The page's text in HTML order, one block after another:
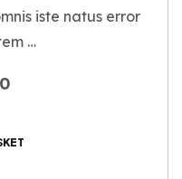
iste natus error
…